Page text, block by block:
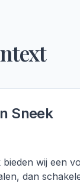
Sneek
wij een
dan